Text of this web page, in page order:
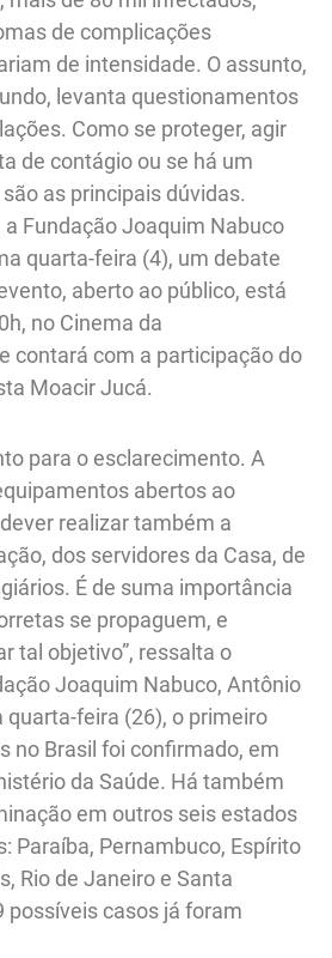
de complicações
de intensidade. O assunto,
levanta questionamentos
Como se proteger, agir
de contágio ou se há um
as principais dúvidas.
Fundação Joaquim Nabuco
quarta-feira (4), um debate
aberto ao público, está
no Cinema da
contará com a participação do
Moacir Jucá.
para o esclarecimento. A
abertos ao
realizar também a
dos servidores da Casa, de
É de suma importância
se propaguem, e
tal objetivo”, ressalta o
Joaquim Nabuco, Antônio
quarta-feira (26), o primeiro
no Brasil foi confirmado, em
da Saúde. Há também
em outros seis estados
Paraíba, Pernambuco, Espírito
Rio de Janeiro e Santa
possíveis casos já foram